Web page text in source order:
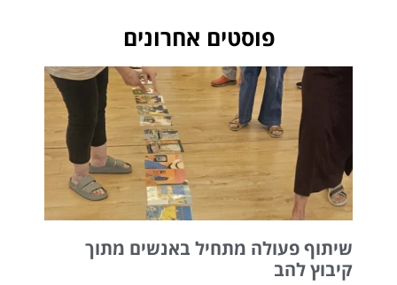
פוסטים אחרונים
שיתוף פעולה מתחיל באנשים מתוך
קיבוץ להב